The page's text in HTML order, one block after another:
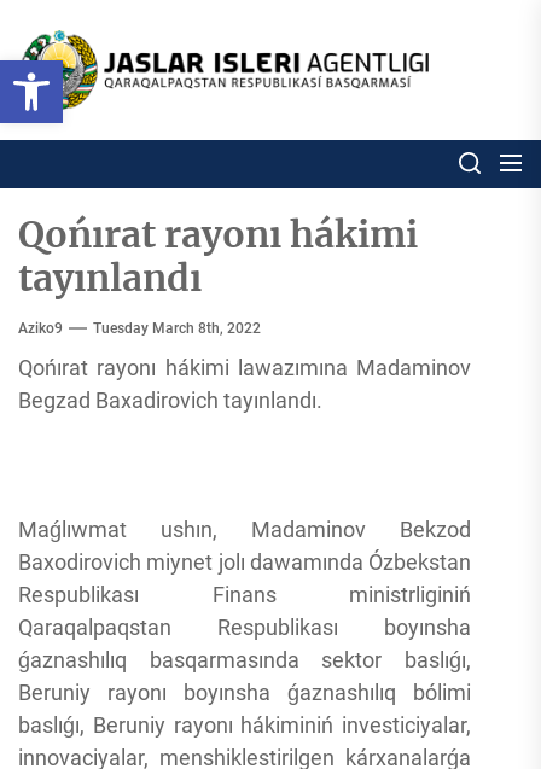
Open toolbar
content
Respublikası
basqarması
Ózbekstan jaslar isleri
Qońırat rayonı hákimi
tayınlandı
Aziko9 Tuesday March 8th, 2022
Qońırat rayonı hákimi lawazımına Madaminov
Begzad Baxadirovich tayınlandı.
Maǵlıwmat ushın, Madaminov Bekzod
Baxodirovich miynet jolı dawamında Ózbekstan
Respublikası Finans ministrliginiń
Qaraqalpaqstan Respublikası boyınsha
ǵaznashılıq basqarmasında sektor baslıǵı,
Beruniy rayonı boyınsha ǵaznashılıq bólimi
baslıǵı, Beruniy rayonı hákiminiń investiciyalar,
innovaciyalar, menshiklestirilgen kárxanalarǵa